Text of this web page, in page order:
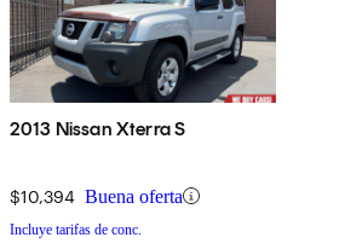
2013 Nissan Xterra S
$10,394 Buena oferta
Incluye tarifas de conc.